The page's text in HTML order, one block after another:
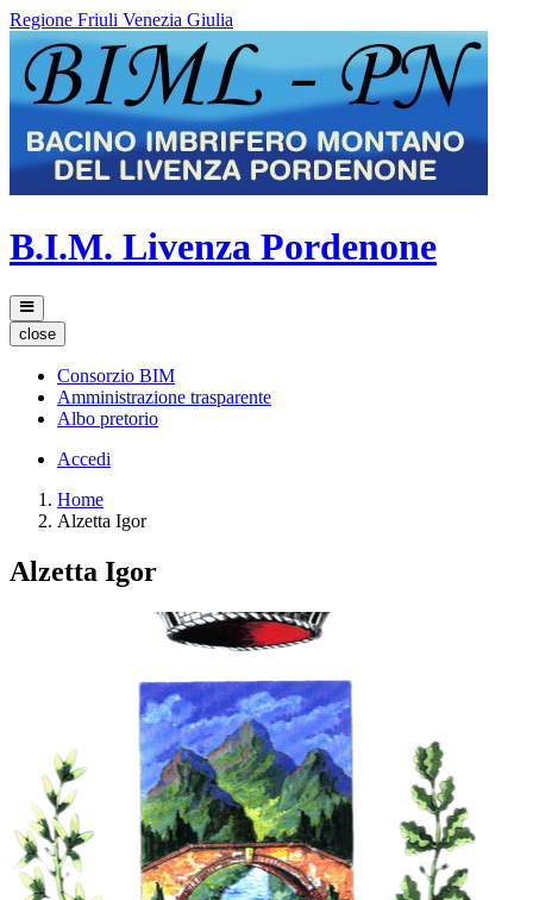
Regione Friuli Venezia Giulia
B.I.M. Livenza Pordenone
close
Consorzio BIM
Amministrazione trasparente
Albo pretorio
Accedi
Home
Alzetta Igor
Alzetta Igor